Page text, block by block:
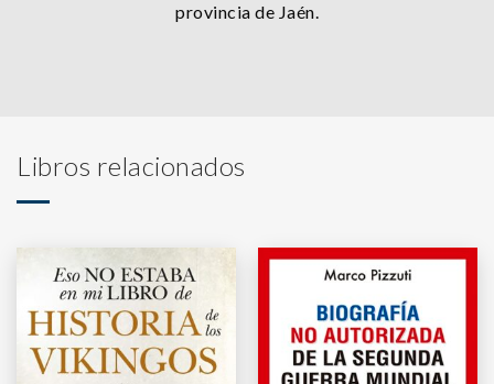
provincia de Jaén.
Libros relacionados